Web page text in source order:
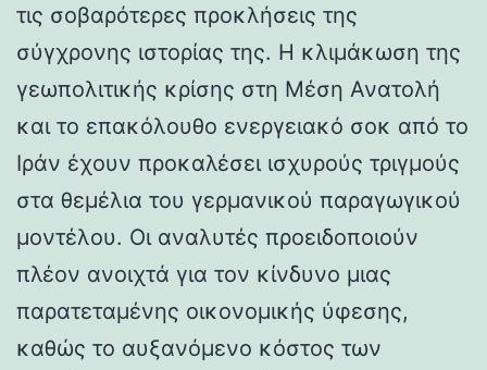
τις σοβαρότερες προκλήσεις της
σύγχρονης ιστορίας της. Η κλιμάκωση της
γεωπολιτικής κρίσης στη Μέση Ανατολή
και το επακόλουθο ενεργειακό σοκ από το
Ιράν έχουν προκαλέσει ισχυρούς τριγμούς
στα θεμέλια του γερμανικού παραγωγικού
μοντέλου. Οι αναλυτές προειδοποιούν
πλέον ανοιχτά για τον κίνδυνο μιας
παρατεταμένης οικονομικής ύφεσης,
καθώς το αυξανόμενο κόστος των